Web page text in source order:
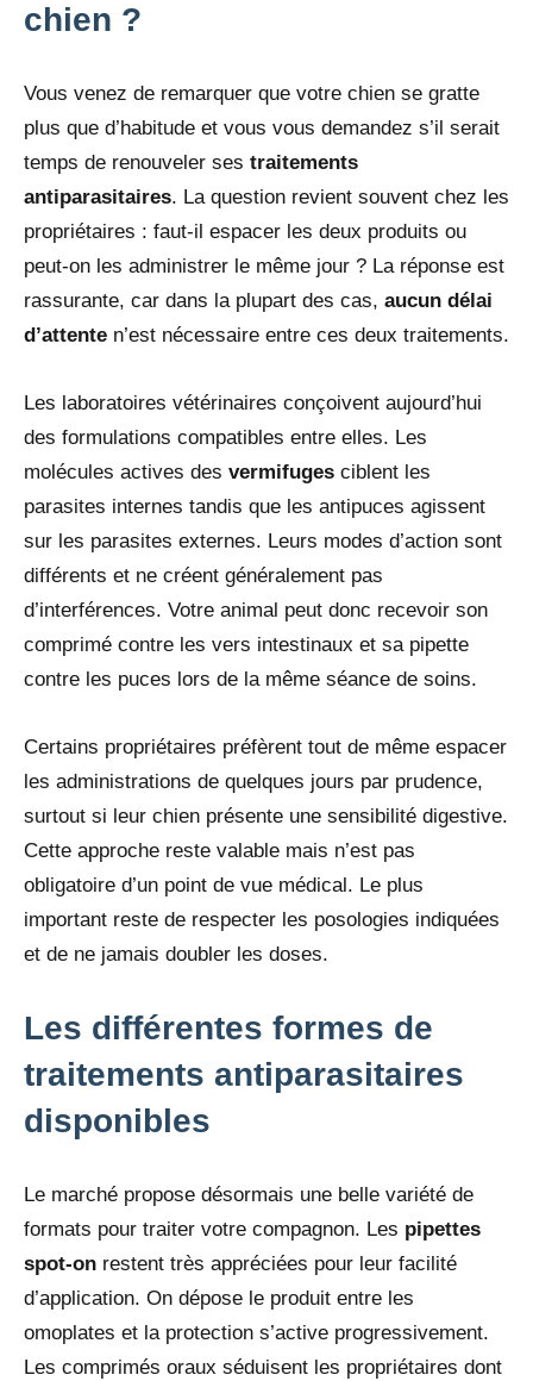
chien ?
Vous venez de remarquer que votre chien se gratte
plus que d’habitude et vous vous demandez s’il serait
temps de renouveler ses traitements
antiparasitaires. La question revient souvent chez les
propriétaires : faut-il espacer les deux produits ou
peut-on les administrer le même jour ? La réponse est
rassurante, car dans la plupart des cas, aucun délai
d’attente n’est nécessaire entre ces deux traitements.
Les laboratoires vétérinaires conçoivent aujourd’hui
des formulations compatibles entre elles. Les
molécules actives des vermifuges ciblent les
parasites internes tandis que les antipuces agissent
sur les parasites externes. Leurs modes d’action sont
différents et ne créent généralement pas
d’interférences. Votre animal peut donc recevoir son
comprimé contre les vers intestinaux et sa pipette
contre les puces lors de la même séance de soins.
Certains propriétaires préfèrent tout de même espacer
les administrations de quelques jours par prudence,
surtout si leur chien présente une sensibilité digestive.
Cette approche reste valable mais n’est pas
obligatoire d’un point de vue médical. Le plus
important reste de respecter les posologies indiquées
et de ne jamais doubler les doses.
Les différentes formes de
traitements antiparasitaires
disponibles
Le marché propose désormais une belle variété de
formats pour traiter votre compagnon. Les pipettes
spot-on restent très appréciées pour leur facilité
d’application. On dépose le produit entre les
omoplates et la protection s’active progressivement.
Les comprimés oraux séduisent les propriétaires dont